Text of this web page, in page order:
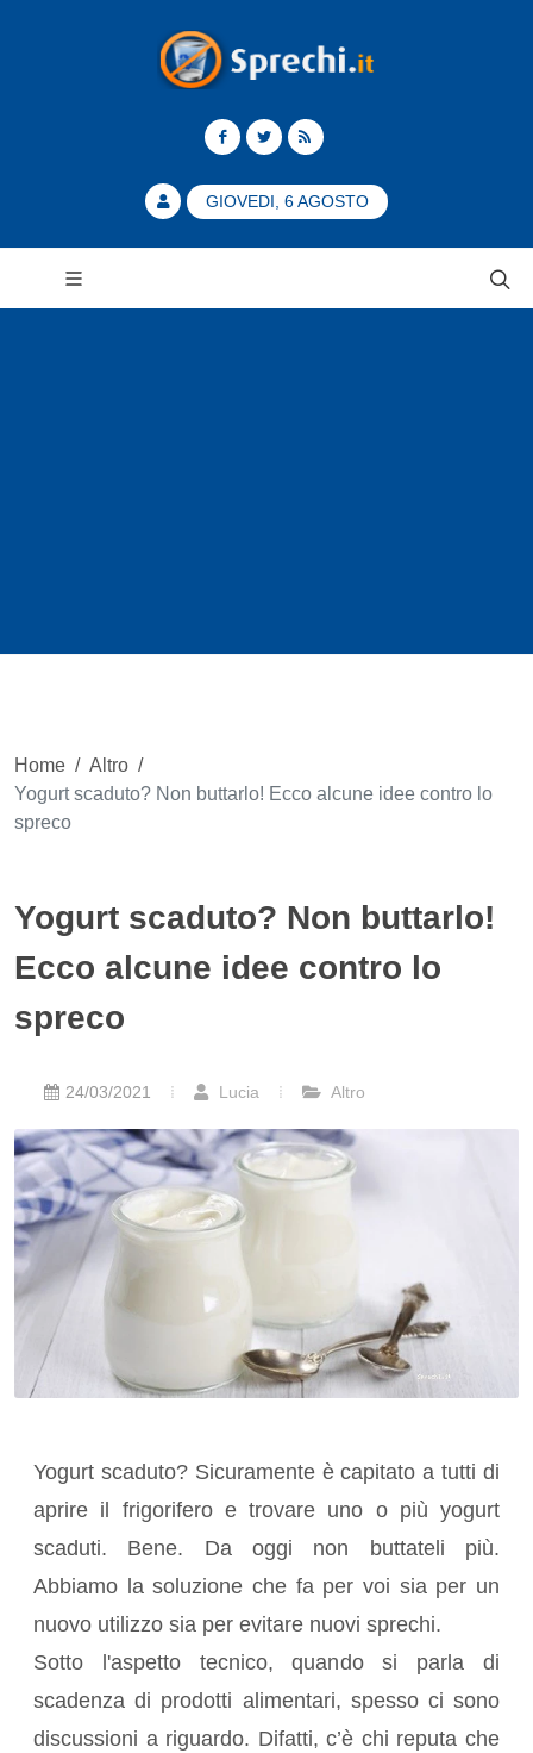
GIOVEDI, 6 AGOSTO
Home / Altro /
Yogurt scaduto? Non buttarlo! Ecco alcune idee contro lo
spreco
Yogurt scaduto? Non buttarlo!
Ecco alcune idee contro lo
spreco
24/03/2021 Lucia Altro
Yogurt scaduto? Sicuramente è capitato a tutti di
aprire il frigorifero e trovare uno o più yogurt
scaduti. Bene. Da oggi non buttateli più.
Abbiamo la soluzione che fa per voi sia per un
nuovo utilizzo sia per evitare nuovi sprechi.
Sotto l'aspetto tecnico, quando si parla di
scadenza di prodotti alimentari, spesso ci sono
discussioni a riguardo. Difatti, c’è chi reputa che